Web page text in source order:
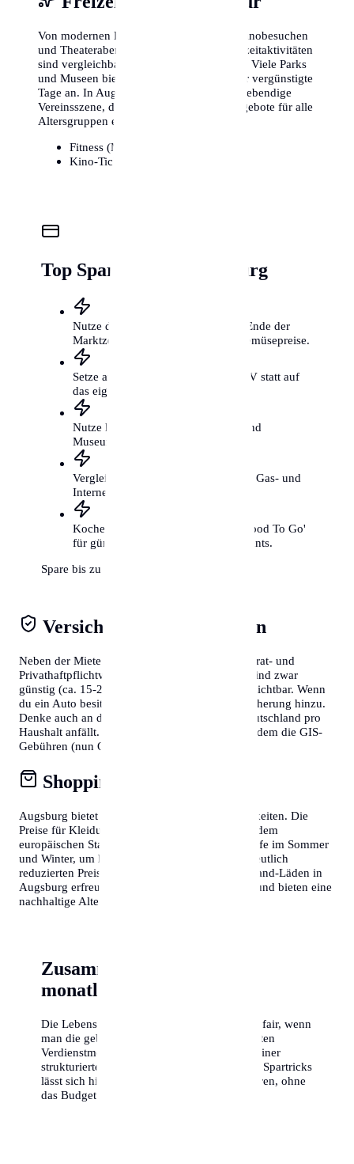
Von modernen Fitnessstudios bis hin zu Kinobesuchen
und Theaterabenden – die Kosten für Freizeitaktivitäten
sind vergleichbar mit anderen Metropolen. Viele Parks
und Museen bieten zudem kostenlose oder vergünstigte
Tage an. In Augsburg gibt es zudem eine lebendige
Vereinsszene, die kostengünstige Sportangebote für alle
Altersgruppen ermöglicht.
Fitness (Monat):
Kino-Ticket:
Top Spartipps für Augsburg
Nutze die Wochenmärkte kurz vor Ende der
Marktzeit für günstige Obst- und Gemüsepreise.
Setze auf das Fahrrad und den ÖPNV statt auf
das eigene Auto.
Nutze kostenfreie Kulturangebote und
Museumstage.
Vergleiche regelmäßig deine Strom-, Gas- und
Internetverträge.
Koche öfter selbst und nutze 'Too Good To Go'
für günstige Mahlzeiten aus Restaurants.
Spare bis zu 300€ mtl.
Versicherungen & Abgaben
Neben der Miete solltest du Kosten für die Hausrat- und
Privathaftpflichtversicherung einplanen. Diese sind zwar
günstig (ca. 15-20€/Monat), aber absolut unverzichtbar. Wenn
du ein Auto besitzt, kommen Steuern und Versicherung hinzu.
Denke auch an den Rundfunkbeitrag, der in Deutschland pro
Haushalt anfällt. Wer in Österreich lebt, muss zudem die GIS-
Gebühren (nun ORF-Beitrag) berücksichtigen.
Shopping & Konsum
Augsburg bietet fantastische Shopping-Möglichkeiten. Die
Preise für Kleidung und Elektronik entsprechen dem
europäischen Standard. Nutze die Schlussverkäufe im Sommer
und Winter, um hochwertige Markenartikel zu deutlich
reduzierten Preisen zu erstehen. Auch Second-Hand-Läden in
Augsburg erfreuen sich wachsender Beliebtheit und bieten eine
nachhaltige Alternative zum Neukauf.
Zusammenfassung der
monatlichen Kosten
Die Lebenshaltungskosten in Augsburg sind fair, wenn
man die gebotene Lebensqualität und die guten
Verdienstmöglichkeiten berücksichtigt. Mit einer
strukturierten Planung und ein paar cleveren Spartricks
lässt sich hier ein hervorragendes Leben führen, ohne
das Budget zu sprengen.